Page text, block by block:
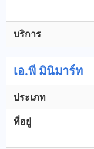
บริการ
เอ.พี มินิมาร์ท
ประเภท
ที่อยู่